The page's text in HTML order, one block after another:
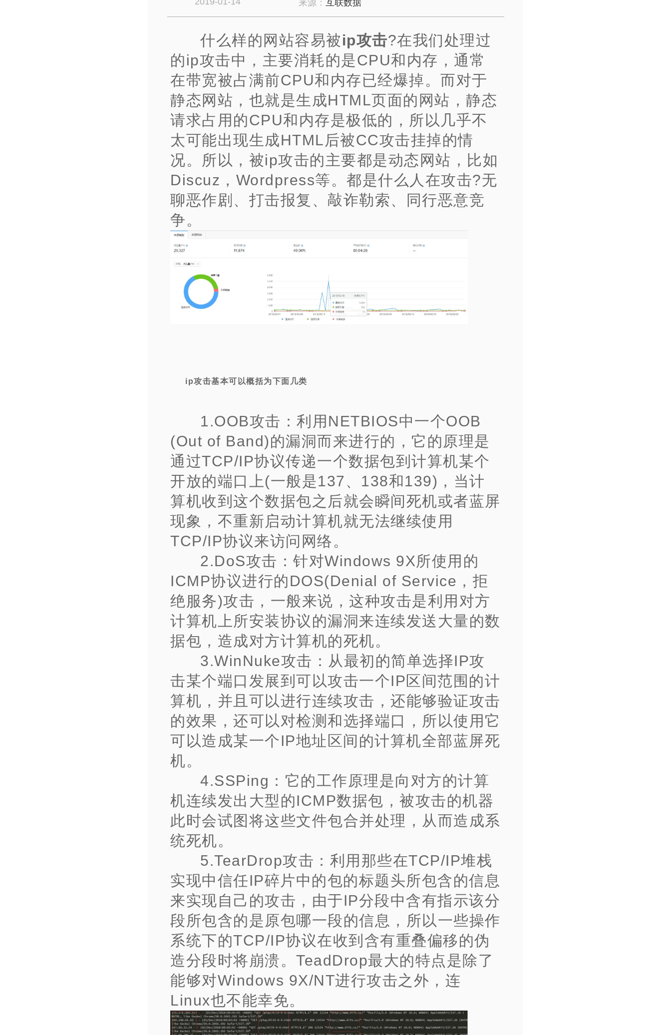
来源： 互联数据
什么样的网站容易被ip攻击?在我们处理过
的ip攻击中，主要消耗的是CPU和内存，通常
在带宽被占满前CPU和内存已经爆掉。而对于
静态网站，也就是生成HTML页面的网站，静态
请求占用的CPU和内存是极低的，所以几乎不
太可能出现生成HTML后被CC攻击挂掉的情
况。 所以，被ip攻击的主要都是动态网站，比如
Discuz，Wordpress等。都是什么人在攻击?无
聊恶作剧、打击报复、敲诈勒索、同行恶意竞
争。
ip攻击基本可以概括为下面几类
1.OOB攻击：利用NETBIOS中一个OOB
(Out of Band)的漏洞而来进行的，它的原理是
通过TCP/IP协议传递一个数据包到计算机某个
开放的端口上(一般是137、138和139)，当计
算机收到这个数据包之后就会瞬间死机或者蓝屏
现象，不重新启动计算机就无法继续使用
TCP/IP协议来访问网络。
2.DoS攻击：针对Windows 9X所使用的
ICMP协议进行的DOS(Denial of Service，拒
绝服务)攻击，一般来说，这种攻击是利用对方
计算机上所安装协议的漏洞来连续发送大量的数
据包，造成对方计算机的死机。
3.WinNuke攻击：从最初的简单选择IP攻
击某个端口发展到可以攻击一个IP区间范围的计
算机，并且可以进行连续攻击，还能够验证攻击
的效果，还可以对检测和选择端口，所以使用它
可以造成某一个IP地址区间的计算机全部蓝屏死
机。
4.SSPing：它的工作原理是向对方的计算
机连续发出大型的ICMP数据包，被攻击的机器
此时会试图将这些文件包合并处理，从而造成系
统死机。
5.TearDrop攻击：利用那些在TCP/IP堆栈
实现中信任IP碎片中的包的标题头所包含的信息
来实现自己的攻击，由于IP分段中含有指示该分
段所包含的是原包哪一段的信息，所以一些操作
系统下的TCP/IP协议在收到含有重叠偏移的伪
造分段时将崩溃。TeadDrop最大的特点是除了
能够对Windows 9X/NT进行攻击之外，连
Linux也不能幸免。